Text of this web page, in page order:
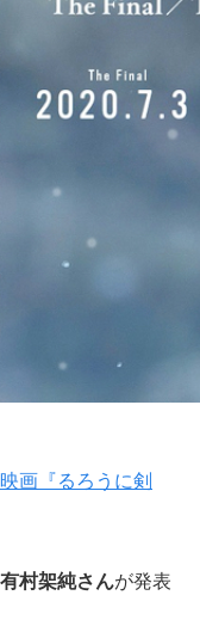
画『るろうに剣
村架純さんが発表